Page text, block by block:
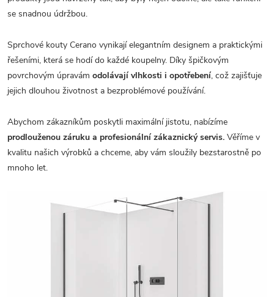
se snadnou údržbou.
Sprchové kouty Cerano vynikají elegantním designem a praktickými
řešeními, která se hodí do každé koupelny. Díky špičkovým
povrchovým úpravám odolávají vlhkosti i opotřebení, což zajišťuje
jejich dlouhou životnost a bezproblémové používání.
Abychom zákazníkům poskytli maximální jistotu, nabízíme
prodlouženou záruku a profesionální zákaznický servis. Věříme v
kvalitu našich výrobků a chceme, aby vám sloužily bezstarostně po
mnoho let.